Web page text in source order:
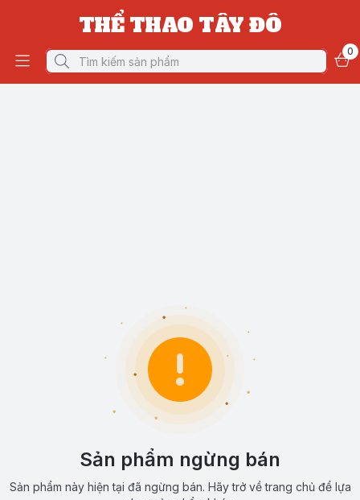
THỂ THAO TÂY ĐÔ
0
Sản phẩm ngừng bán
Sản phẩm này hiện tại đã ngừng bán. Hãy trở về trang chủ để lựa